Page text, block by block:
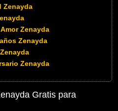
Zenayda
Zenayda
Zenayda
Zenayda
Gratis para